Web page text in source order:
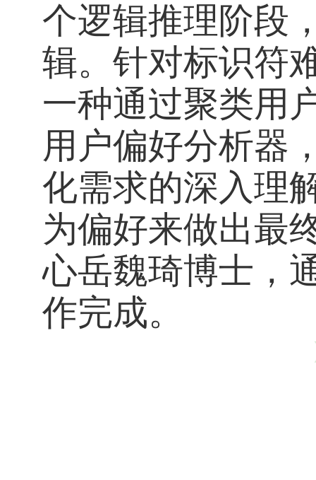
个逻辑推理阶段
辑。 针对标识符
一种通过聚类用
用户偏好分析器
化需求的深入理
为偏好来做出最
心岳魏琦博士，
作完成。